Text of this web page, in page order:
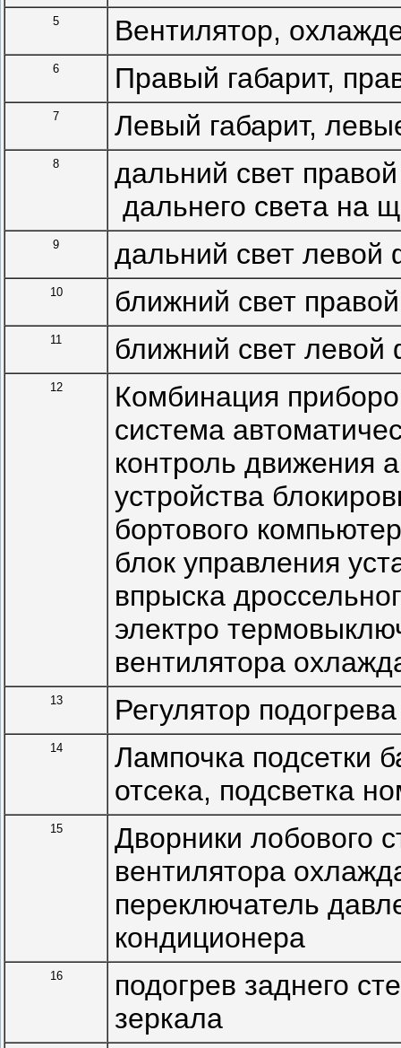
5 Вентилятор,
6 Правый габарит,
7 Левый габарит,
8
дальний свет
дальнего света на
9 дальний свет левой
10 ближний свет
11 ближний свет
12
Комбинация
система
контроль движения
устройства
бортового
блок управления
впрыска
электро
вентилятора
13 Регулятор
14
Лампочка подсетки
отсека, подсветка
15
Дворники лобового
вентилятора
переключатель
кондиционера
16
подогрев заднего
зеркала